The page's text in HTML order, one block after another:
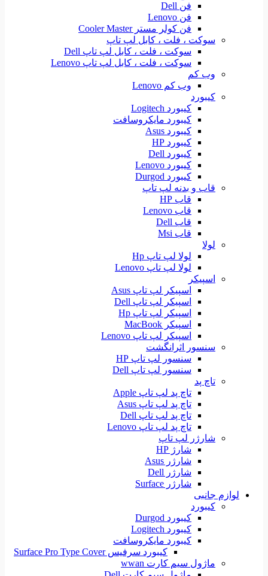
فن Dell
فن Lenovo
فن کولر مستر Cooler Master
سوکت ، فلت ، کابل لپ تاپ
سوکت ، فلت ، کابل لپ تاپ Dell
سوکت ، فلت ، کابل لپ تاپ Lenovo
وب کم
وب کم Lenovo
کیبورد
کیبورد Logitech
کیبورد مایکروسافت
کیبورد Asus
کیبورد HP
کیبورد Dell
کیبورد Lenovo
کیبورد Durgod
قاب و بدنه لپ تاپ
قاب HP
قاب Lenovo
قاب Dell
قاب Msi
لولا
لولا لپ تاپ Hp
لولا لپ تاپ Lenovo
اسپیکر
اسپیکر لپ تاپ Asus
اسپیکر لپ تاپ Dell
اسپیکر لپ تاپ Hp
اسپیکر MacBook
اسپیکر لپ تاپ Lenovo
سنسور اثرانگشت
سنسور لپ تاپ HP
سنسور لپ تاپ Dell
تاچ پد
تاچ پد لپ تاپ Apple
تاچ پد لپ تاپ Asus
تاچ پد لپ تاپ Dell
تاچ پد لپ تاپ Lenovo
شارژر لپ تاپ
شارژ HP
شارژر Asus
شارژر Dell
شارژر Surface
لوازم جانبی
کیبورد
کیبورد Durgod
کیبورد Logitech
کیبورد مایکروسافت
کیبورد سرفیس Surface Pro Type Cover
ماژول سیم کارت wwan